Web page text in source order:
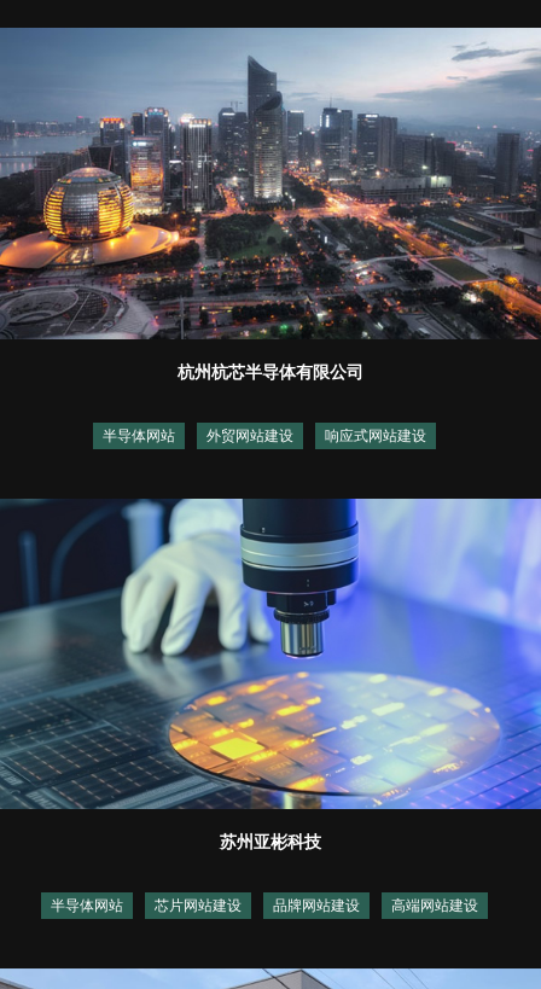
杭州杭芯半导体有限公司
半导体网站 外贸网站建设 响应式网站建设
苏州亚彬科技
半导体网站 芯片网站建设 品牌网站建设 高端网站建设